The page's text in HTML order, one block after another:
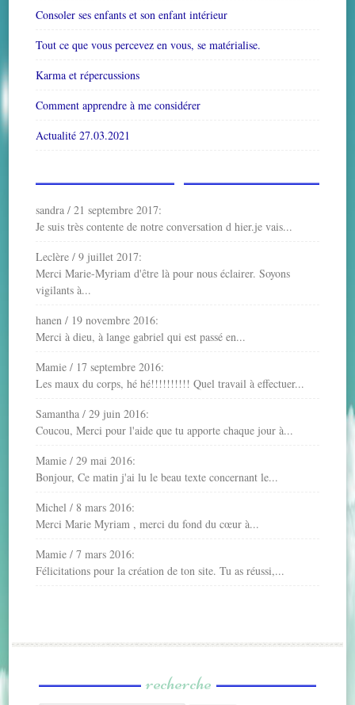
Consoler ses enfants et son enfant intérieur
Tout ce que vous percevez en vous, se matérialise.
Karma et répercussions
Comment apprendre à me considérer
Actualité 27.03.2021
sandra /21 septembre 2017:
Je suis très contente de notre conversation d hier.je vais...
Leclère /9 juillet 2017:
Merci Marie-Myriam d'être là pour nous éclairer. Soyons
vigilants à...
hanen / 19 novembre 2016:
Merci à dieu, à lange gabriel qui est passé en...
Mamie / 17 septembre 2016:
Les maux du corps, hé hé!!!!!!!!!! Quel travail à effectuer...
Samantha /29 juin 2016:
Coucou, Merci pour l'aide que tu apporte chaque jour à...
Mamie /29 mai 2016:
Bonjour, Ce matin j'ai lu le beau texte concernant le...
Michel / 8 mars 2016:
Merci Marie Myriam , merci du fond du cœur à...
Mamie /7 mars 2016:
Félicitations pour la création de ton site. Tu as réussi,...
recherche